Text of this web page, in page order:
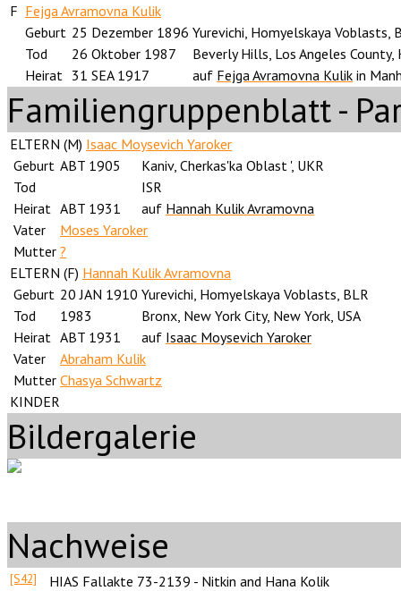
F Fejga Avramovna Kulik
Geburt 25 Dezember 1896 Yurevichi, Homyelskaya Voblasts,
Tod
26 Oktober 1987
Beverly Hills, Los Angeles County,
Heirat 31 SEA 1917 auf Fejga Avramovna Kulik in
Familiengruppenblatt -
ELTERN (M) Isaac Moysevich Yaroker
Geburt ABT 1905
Kaniv, Cherkas'ka Oblast ', UKR
Tod
ISR
Heirat ABT 1931 auf Hannah Kulik Avramovna
Vater
Moses Yaroker
Mutter ?
ELTERN (F) Hannah Kulik Avramovna
Geburt 20 JAN 1910 Yurevichi, Homyelskaya Voblasts, BLR
Tod
1983
Bronx, New York City, New York, USA
Heirat ABT 1931 auf Isaac Moysevich Yaroker
Vater
Abraham Kulik
Mutter Chasya Schwartz
KINDER
Bildergalerie
Nachweise
[S42] HIAS Fallakte 73-2139 - Nitkin and Hana Kolik